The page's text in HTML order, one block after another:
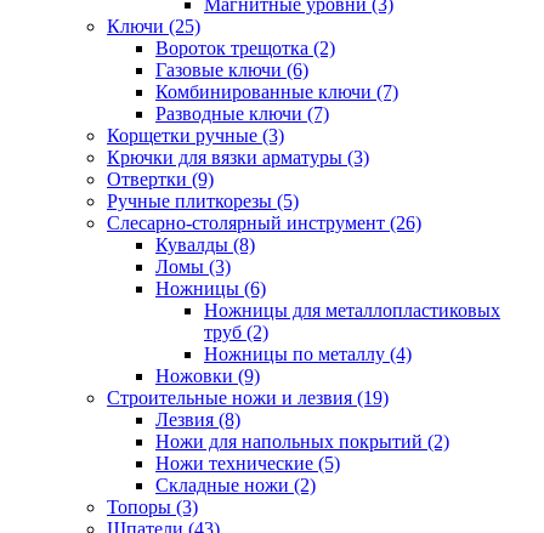
Магнитные уровни (3)
Ключи (25)
Вороток трещотка (2)
Газовые ключи (6)
Комбинированные ключи (7)
Разводные ключи (7)
Корщетки ручные (3)
Крючки для вязки арматуры (3)
Отвертки (9)
Ручные плиткорезы (5)
Слесарно-столярный инструмент (26)
Кувалды (8)
Ломы (3)
Ножницы (6)
Ножницы для металлопластиковых
труб (2)
Ножницы по металлу (4)
Ножовки (9)
Строительные ножи и лезвия (19)
Лезвия (8)
Ножи для напольных покрытий (2)
Ножи технические (5)
Складные ножи (2)
Топоры (3)
Шпатели (43)